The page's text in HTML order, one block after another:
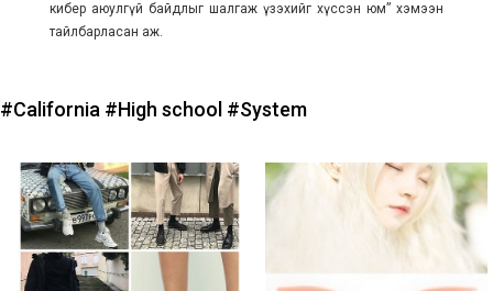
кибер аюулгүй байдлыг шалгаж үзэхийг хүссэн юм” хэмээн
тайлбарласан аж.
#California #High school #System